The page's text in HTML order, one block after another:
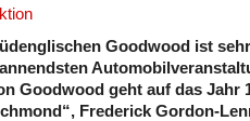
Goodwood ist sehr
Goodwood geht auf das Jahr
Frederick Gordon-